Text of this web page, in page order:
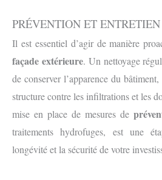
PRÉVENTION ET ENTRETIEN
Il est essentiel d’agir de manière
façade extérieure. Un nettoyage
de conserver l’apparence du
structure contre les infiltrations et les
mise en place de mesures de
traitements hydrofuges, est une
longévité et la sécurité de votre